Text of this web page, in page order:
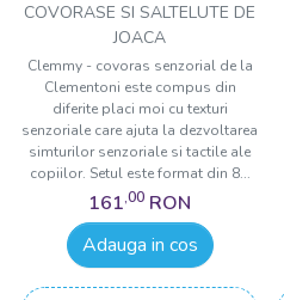
COVORASE SI SALTELUTE DE
JOACA
Clemmy - covoras senzorial de la
Clementoni este compus din
diferite placi moi cu texturi
senzoriale care ajuta la dezvoltarea
simturilor senzoriale si tactile ale
copiilor. Setul este format din 8...
161,00 RON
Adauga in cos